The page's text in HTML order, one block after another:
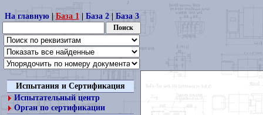
На главную| База 1| База 2| База 3
Испытания и Сертификация
Испытательный центр
Орган по сертификации